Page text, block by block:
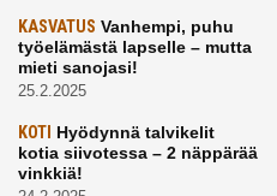
KASVATUS Vanhempi, puhu
työelämästä lapselle – mutta
mieti sanojasi!
25.2.2025
KOTI Hyödynnä talvikelit
kotia siivotessa – 2 näppärää
vinkkiä!